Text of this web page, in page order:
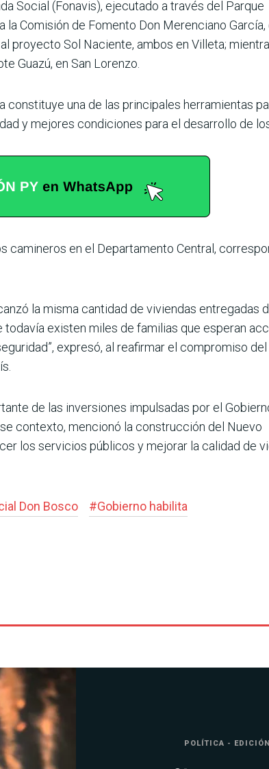
Social (Fona­vis), ejecutado a través del Parque
Comisión de Fomento Don Merenciano García,
pro­yecto Sol Naciente, ambos en Villeta;
Guazú, en San Lorenzo.
una de las principales herramientas
y mejores condiciones para el desarro­llo de
cami­neros en el Departamento Central,
la misma cantidad de vivien­das entregadas
existen miles de familias que esperan
expresó, al reafirmar el compromiso del
de las inversiones impulsadas por el
contexto, mencionó la construcción del Nuevo
los servicios públicos y mejo­rar la calidad de
Don Bosco #Gobierno habilita
POLÍTICA -